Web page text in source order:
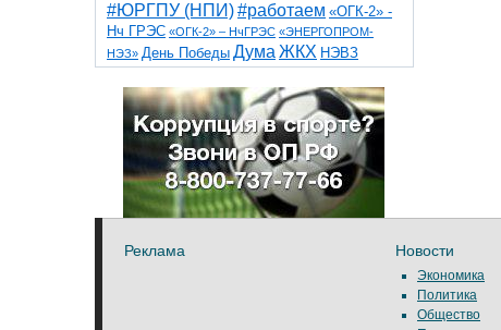
#ЮРГПУ (НПИ)#работаем «ОГК-2» -
Нч ГРЭС «ОГК-2» – НчГРЭС «ЭНЕРГОПРОМ-
НЭЗ» День Победы Дума ЖКХ НЭВЗ
НчГРЭС ТНТ
благоустройствоветераны выборы
детидороги казаки коррупция космос
общественная палата парк пожар роща
спорт театр транспорт художники
Реклама Новости
Экономика
Политика
Общество